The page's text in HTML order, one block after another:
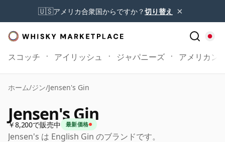
🇺🇸アメリカ合衆国からですか？切り替え ×
スコッチ アイリッシュ ジャパニーズ アメリカン
ホーム/ジン/Jensen's Gin
Jensen's Gin
￥8,200で販売中 最新価格
Jensen's は English Gin のブランドです。